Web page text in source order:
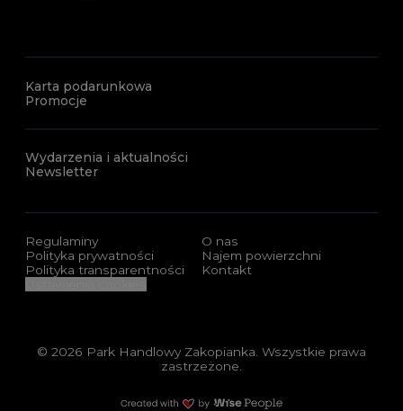
Karta podarunkowa
Promocje
Wydarzenia i aktualności
Newsletter
Regulaminy
Polityka prywatności
Polityka transparentności
O nas
Najem powierzchni
Kontakt
© 2026 Park Handlowy Zakopianka. Wszystkie prawa
zastrzeżone.